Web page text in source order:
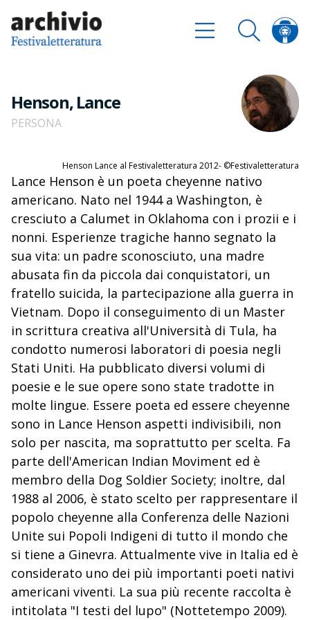
Henson, Lance
PERSONA
Henson Lance al Festivaletteratura 2012- ©Festivaletteratura
Lance Henson è un poeta cheyenne nativo
americano. Nato nel 1944 a Washington, è
cresciuto a Calumet in Oklahoma con i prozii e i
nonni. Esperienze tragiche hanno segnato la
sua vita: un padre sconosciuto, una madre
abusata fin da piccola dai conquistatori, un
fratello suicida, la partecipazione alla guerra in
Vietnam. Dopo il conseguimento di un Master
in scrittura creativa all'Università di Tula, ha
condotto numerosi laboratori di poesia negli
Stati Uniti. Ha pubblicato diversi volumi di
poesie e le sue opere sono state tradotte in
molte lingue. Essere poeta ed essere cheyenne
sono in Lance Henson aspetti indivisibili, non
solo per nascita, ma soprattutto per scelta. Fa
parte dell'American Indian Moviment ed è
membro della Dog Soldier Society; inoltre, dal
1988 al 2006, è stato scelto per rappresentare il
popolo cheyenne alla Conferenza delle Nazioni
Unite sui Popoli Indigeni di tutto il mondo che
si tiene a Ginevra. Attualmente vive in Italia ed è
considerato uno dei più importanti poeti nativi
americani viventi. La sua più recente raccolta è
intitolata "I testi del lupo" (Nottetempo 2009).